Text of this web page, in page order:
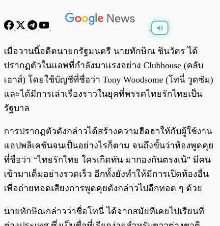
พร้อมเล่น 0:00 0:00
เมื่อวานนี้อดีตนายกรัฐมนตรี นายทักษิณ ชินวัตร ได้
ปรากฏตัวในแอพที่กำลังมาแรงอย่าง Clubhouse (คลับ
เฮาส์) โดยใช้บัญชีที่ชื่อว่า Tony Woodsome (โทนี่ วูดซัม)
และได้มีการเล่าเรื่องราวในยุคที่พรรคไทยรักไทยเป็น
รัฐบาล
การปรากฏตัวดังกล่าวได้สร้างความฮือฮาให้กับผู้ใช้งาน
แอปพลิเคชันจนเป็นอย่างไรก็ตาม จนถึงขั้นว่าห้องพูดคุย
ที่ชื่อว่า “ไทยรักไทย ใครเกิดทัน มากองกันตรงเน้” มีคน
เข้ามาเต็มอย่างรวดเร็ว อีกทั้งยังทำให้มีการเปิดห้องอื่น
เพื่อถ่ายทอดเสียงการพูดคุยดังกล่าวไปอีกทอด ๆ ด้วย
นายทักษิณกล่าวว่าชื่อโทนี่ ได้จากสมัยที่เคยไปเรียนที่